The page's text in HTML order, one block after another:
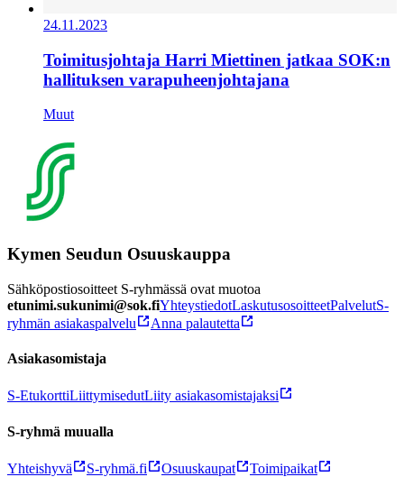
24.11.2023
Toimitusjohtaja Harri Miettinen jatkaa SOK:n
hallituksen varapuheenjohtajana
Muut
Kymen Seudun Osuuskauppa
Sähköpostiosoitteet S-ryhmässä ovat muotoa
etunimi.sukunimi@sok.fiYhteystiedotLaskutusosoitteetPalvelutS-
ryhmän asiakaspalvelu
Anna palautetta
Asiakasomistaja
S-EtukorttiLiittymisedutLiity asiakasomistajaksi
S-ryhmä muualla
Yhteishyvä S-ryhmä.fi Osuuskaupat Toimipaikat